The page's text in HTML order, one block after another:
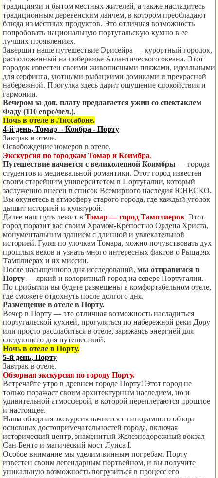
традициями и бытом местных жителей, а также насладитесь
традиционным деревенским ланчем, в котором преобладают
блюда из местных продуктов. Это отличная возможность
попробовать национальную португальскую кухню в ее
лучших проявлениях.
Завершит наше путешествие Эрисейра — курортный городок,
расположенный на побережье Атлантического океана. Этот
городок известен своими живописными пляжами, идеальными
для серфинга, уютными рыбацкими домиками и прекрасной
набережной. Прогулка здесь дарит ощущение спокойствия и
гармонии.
Вечером за доп. плату предлагается ужин со спектаклем
Фаду (110 евро/чел.).
Ночь в отеле в Лиссабоне.
4-й день, Томар – Коибра - Порту
Завтрак в отеле.
Освобождение номеров в отеле.
Экскурсия по городкам Томар и Коимбра.
Путешествие начнется с великолепной Коимбры — города
студентов и медиевальной романтики. Этот город известен
своим старейшим университетом в Португалии, который
заслуженно внесен в список Всемирного наследия ЮНЕСКО.
Вы окунетесь в атмосферу старого города, где каждый уголок
дышит историей и культурой.
Далее наш путь лежит в Томар — город Тамплиеров. Этот
город поразит вас своим Храмом-Крепостью Ордена Христа,
монументальным зданием с длинной и увлекательной
историей. Гуляя по улочкам Томара, можно почувствовать дух
прошлых веков и узнать много интересных фактов о Рыцарях
Тамплиерах и их миссии.
После насыщенного дня исследований, мы отправимся в
Порту — яркий и колоритный город на севере Португалии.
По прибытии вы будете размещены в комфортабельном отеле,
где сможете отдохнуть после долгого дня.
Размещение в отеле в Порту.
Вечер в Порту — это отличная возможность насладиться
португальской кухней, прогуляться по набережной реки Дору
или просто расслабиться в отеле, заряжаясь энергией для
следующего дня путешествий.
Ночь в отеле в Порту.
5-й день, Порту
Завтрак в отеле.
Обзорная экскурсия по городу Порту.
Встречайте утро в древнем городе Порту! Этот город не
только поражает своим архитектурным наследием, но и
удивительной атмосферой, в которой переплетаются прошлое
и настоящее.
Наша обзорная экскурсия начнется с панорамного обзора
основных достопримечательностей города, включая
исторический центр, знаменитый Железнодорожный вокзал
Сан-Бенто и магический мост Луиса I.
Особое внимание мы уделим винным погребам. Порту
известен своим легендарным портвейном, и вы получите
уникальную возможность погрузиться в процесс его